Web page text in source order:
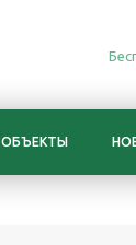
ОБЪЕКТЫ